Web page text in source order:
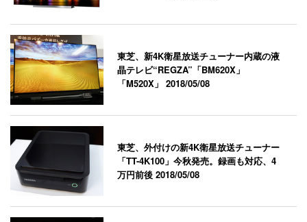
東芝、新4K衛星放送チューナー内蔵の液
晶テレビ“REGZA”「BM620X」
「M520X」2018/05/08
東芝、外付けの新4K衛星放送チューナー
「TT-4K100」今秋発売。録画も対応、4
万円前後2018/05/08